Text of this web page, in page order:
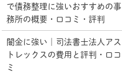
で債務整理に強いおすすめの事
務所の概要・口コミ・評判
闇金に強い｜司法書士法人アス
トレックスの費用と評判・口コ
ミ